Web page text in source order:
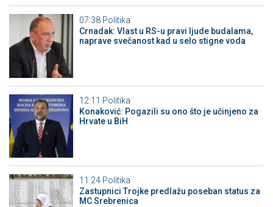
07:38 Politika
Crnadak: Vlast u RS-u pravi ljude budalama,
naprave svečanost kad u selo stigne voda
12:11 Politika
Konaković: Pogazili su ono što je učinjeno za
Hrvate u BiH
11:24 Politika
Zastupnici Trojke predlažu poseban status za
MC Srebrenica